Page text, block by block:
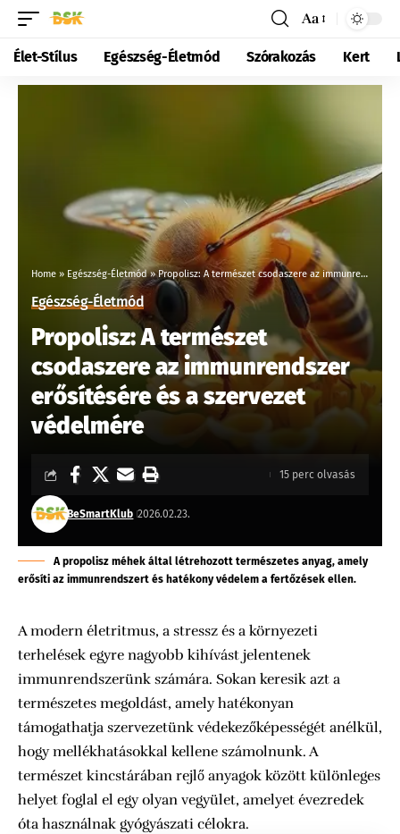
Aa
Élet-Stílus Egészség-Életmód Szórakozás Kert
Home » Egészség-Életmód»Propolisz: A természet csodaszere az immunrendszer erősítésére és a szervezet védelmére
Egészség-Életmód
Propolisz: A természet
csodaszere az immunrendszer
erősítésére és a szervezet
védelmére
BeSmartKlub 2026.02.23.
15 perc olvasás
A propolisz méhek által létrehozott természetes anyag, amely
erősíti az immunrendszert és hatékony védelem a fertőzések ellen.
A modern életritmus, a stressz és a környezeti
terhelések egyre nagyobb kihívást jelentenek
immunrendszerünk számára. Sokan keresik azt a
természetes megoldást, amely hatékonyan
támogathatja szervezetünk védekezőképességét anélkül,
hogy mellékhatásokkal kellene számolnunk. A
természet kincstárában rejlő anyagok között különleges
helyet foglal el egy olyan vegyület, amelyet évezredek
óta használnak gyógyászati célokra.